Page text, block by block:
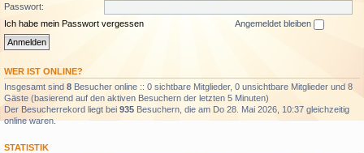
Passwort:
Ich habe mein Passwort vergessen
Angemeldet bleiben
WER IST ONLINE?
Insgesamt sind 8 Besucher online :: 0 sichtbare Mitglieder, 0 unsichtbare Mitglieder und 8
Gäste (basierend auf den aktiven Besuchern der letzten 5 Minuten)
Der Besucherrekord liegt bei 935 Besuchern, die am Do 28. Mai 2026, 10:37 gleichzeitig
online waren.
STATISTIK